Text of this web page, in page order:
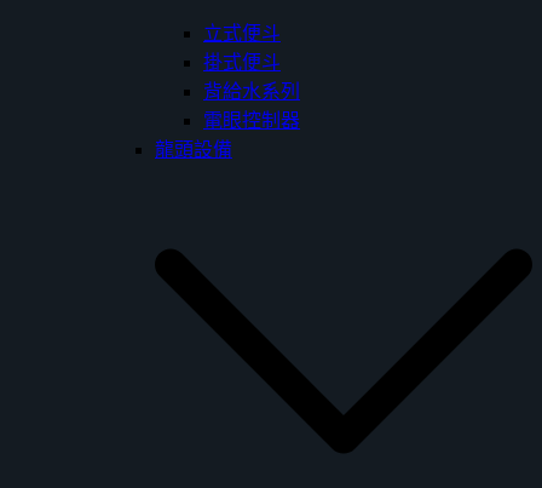
立式便斗
掛式便斗
背給水系列
電眼控制器
龍頭設備